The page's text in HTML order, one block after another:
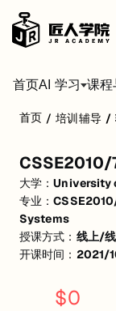
首页AI 学习 课程
活动形式: 线上/线下
开始日期: 2021/10/26
已有 1 名同学报名参加
关联大学:University
首页 / 培训辅导 /
CSSE2010/
大学：University
专业：
Systems
授课方式： 线上/
开课时间： 2021/
$0